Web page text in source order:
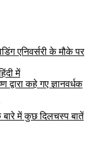
एनिवर्सरी के मौके पर
में
कहे गए ज्ञानवर्धक
बारे में कुछ दिलचस्प बातें